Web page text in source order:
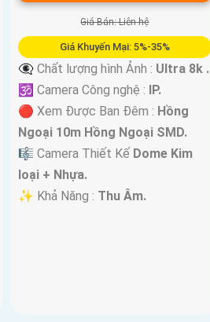
Giá Bán: Liên hệ
Giá Khuyến Mại: 5%-35%
👁️‍🗨 Chất lượng hình Ảnh : Ultra 8k .
🕉️ Camera Công nghệ : IP.
🔴 Xem Được Ban Đêm : Hồng
Ngoại 10m Hồng Ngoại SMD.
🎼️ Camera Thiết Kế Dome Kim
loại + Nhựa.
️✨ Khả Năng : Thu Âm.